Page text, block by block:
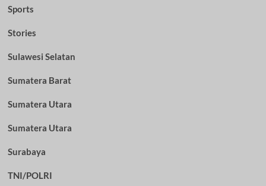
Sports
Stories
Sulawesi Selatan
Sumatera Barat
Sumatera Utara
Sumatera Utara
Surabaya
TNI/POLRI